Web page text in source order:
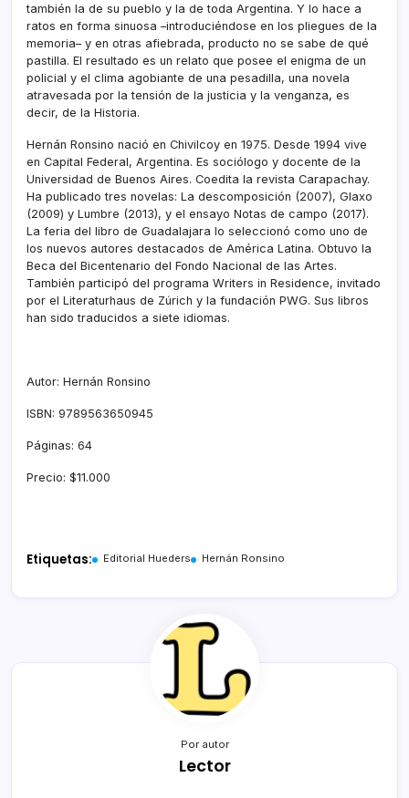
también la de su pueblo y la de toda Argentina. Y lo hace a
ratos en forma sinuosa –introduciéndose en los pliegues de la
memoria– y en otras afiebrada, producto no se sabe de qué
pastilla. El resultado es un relato que posee el enigma de un
policial y el clima agobiante de una pesadilla, una novela
atravesada por la tensión de la justicia y la venganza, es
decir, de la Historia.
Hernán Ronsino nació en Chivilcoy en 1975. Desde 1994 vive
en Capital Federal, Argentina. Es sociólogo y docente de la
Universidad de Buenos Aires. Coedita la revista Carapachay.
Ha publicado tres novelas: La descomposición (2007), Glaxo
(2009) y Lumbre (2013), y el ensayo Notas de campo (2017).
La feria del libro de Guadalajara lo seleccionó como uno de
los nuevos autores destacados de América Latina. Obtuvo la
Beca del Bicentenario del Fondo Nacional de las Artes.
También participó del programa Writers in Residence, invitado
por el Literaturhaus de Zúrich y la fundación PWG. Sus libros
han sido traducidos a siete idiomas.
Autor: Hernán Ronsino
ISBN: 9789563650945
Páginas: 64
Precio: $11.000
Etiquetas: Editorial Hueders Hernán Ronsino
Por autor
Lector